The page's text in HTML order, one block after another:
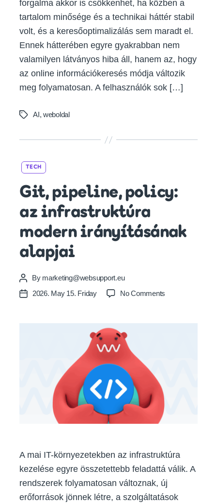
forgalma akkor is csökkenhet, ha közben a
tartalom minősége és a technikai háttér stabil
volt, és a keresőoptimalizálás sem maradt el.
Ennek hátterében egyre gyakrabban nem
valamilyen látványos hiba áll, hanem az, hogy
az online információkeresés módja változik
meg folyamatosan. A felhasználók sok […]
TagsAI, weboldal
TECH
Git, pipeline, policy:
az infrastruktúra
modern irányításának
alapjai
Post
author
By marketing@websupport.eu
Post2026. May 15. Friday No Comments
policy:
A mai IT-környezetekben az infrastruktúra
kezelése egyre összetettebb feladattá válik. A
rendszerek folyamatosan változnak, új
erőforrások jönnek létre, a szolgáltatások